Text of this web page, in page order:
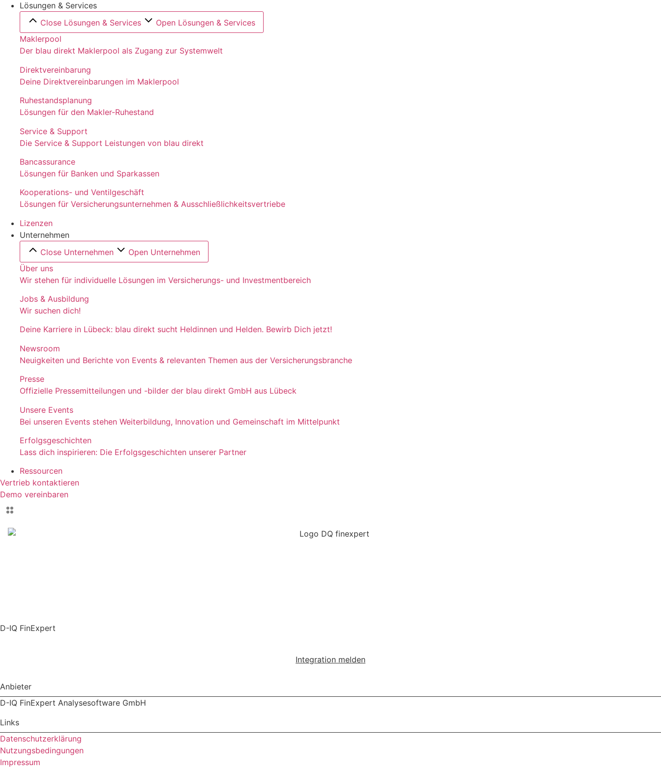
Lösungen & Services
Close Lösungen & Services
Open Lösungen & Services
Maklerpool
Der blau direkt Maklerpool als Zugang zur Systemwelt
Direktvereinbarung
Deine Direktvereinbarungen im Maklerpool
Ruhestandsplanung
Lösungen für den Makler-Ruhestand
Service & Support
Die Service & Support Leistungen von blau direkt
Bancassurance
Lösungen für Banken und Sparkassen
Kooperations- und Ventilgeschäft
Lösungen für Versicherungsunternehmen & Ausschließlichkeitsvertriebe
Lizenzen
Unternehmen
Close Unternehmen
Open Unternehmen
Über uns
Wir stehen für individuelle Lösungen im Versicherungs- und Investmentbereich
Jobs & Ausbildung
Wir suchen dich!
Deine Karriere in Lübeck: blau direkt sucht Heldinnen und Helden. Bewirb Dich jetzt!
Newsroom
Neuigkeiten und Berichte von Events & relevanten Themen aus der Versicherungsbranche
Presse
Offizielle Pressemitteilungen und -bilder der blau direkt GmbH aus Lübeck
Unsere Events
Bei unseren Events stehen Weiterbildung, Innovation und Gemeinschaft im Mittelpunkt
Erfolgsgeschichten
Lass dich inspirieren: Die Erfolgsgeschichten unserer Partner
Ressourcen
Vertrieb kontaktieren
Demo vereinbaren
D-IQ FinExpert
Integration melden
Anbieter
D-IQ FinExpert Analysesoftware GmbH
Links
Datenschutzerklärung
Nutzungsbedingungen
Impressum